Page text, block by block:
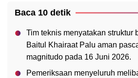
Baca 10 detik
Tim teknis menyatakan struktur
Baitul Khairaat Palu aman
magnitudo pada 16 Juni 2026.
Pemeriksaan menyeluruh